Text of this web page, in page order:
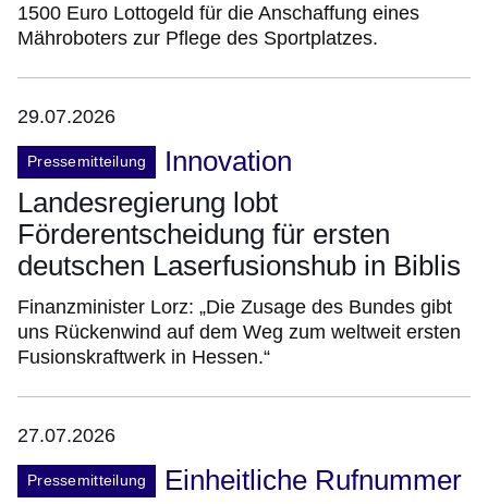
1500 Euro Lottogeld für die Anschaffung eines
Mähroboters zur Pflege des Sportplatzes.
29.07.2026
Pressemitteilung
Innovation
Landesregierung lobt
Förderentscheidung für ersten
deutschen Laserfusionshub in Biblis
Finanzminister Lorz: „Die Zusage des Bundes gibt
uns Rückenwind auf dem Weg zum weltweit ersten
Fusionskraftwerk in Hessen.“
27.07.2026
Pressemitteilung
Einheitliche Rufnummer